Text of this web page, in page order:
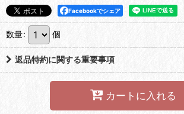
Facebookでシェア
数量: 個
返品特約に関する重要事項
カートに入れる